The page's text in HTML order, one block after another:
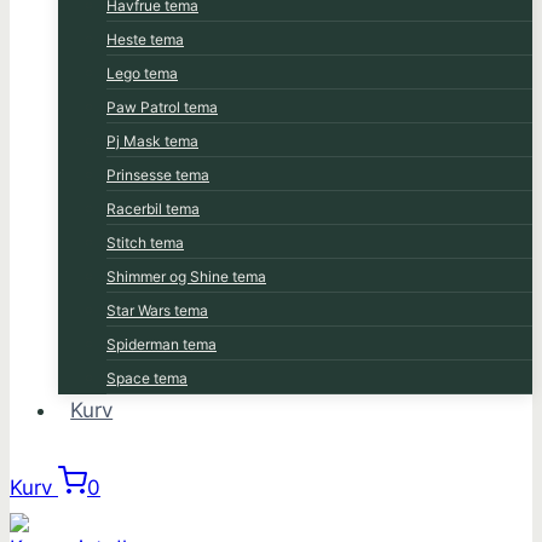
Havfrue tema
Heste tema
Lego tema
Paw Patrol tema
Pj Mask tema
Prinsesse tema
Racerbil tema
Stitch tema
Shimmer og Shine tema
Star Wars tema
Spiderman tema
Space tema
Kurv
Kurv 0